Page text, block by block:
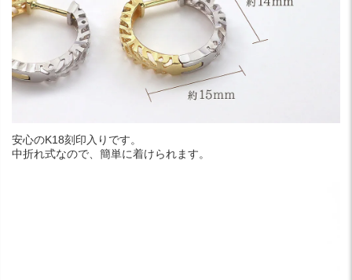
安心のK18刻印入りです。
中折れ式なので、簡単に着けられます。